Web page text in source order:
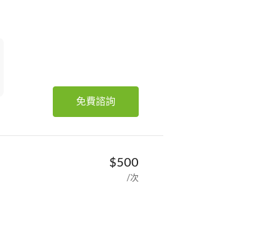
免費諮詢
$500
/次